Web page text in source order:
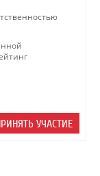
УЧАСТИЕ